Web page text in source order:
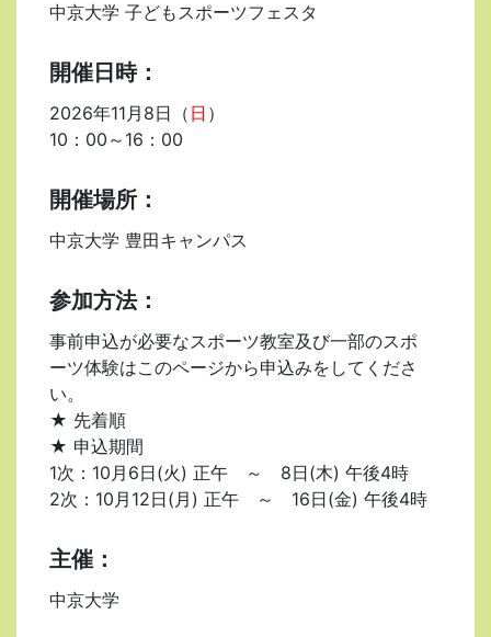
中京大学 子どもスポーツフェスタ
開催日時：
2026年11月8日（ 日 ）
10：00～16：00
開催場所：
中京大学 豊田キャンパス
参加方法：
事前申込が必要なスポーツ教室及び一部のスポ
ーツ体験はこのページから申込みをしてくださ
い。
★ 先着順
★ 申込期間
1次：10月6日(火) 正午 ～ 8日(木) 午後4時
2次：10月12日(月) 正午 ～ 16日(金) 午後4時
主催：
中京大学